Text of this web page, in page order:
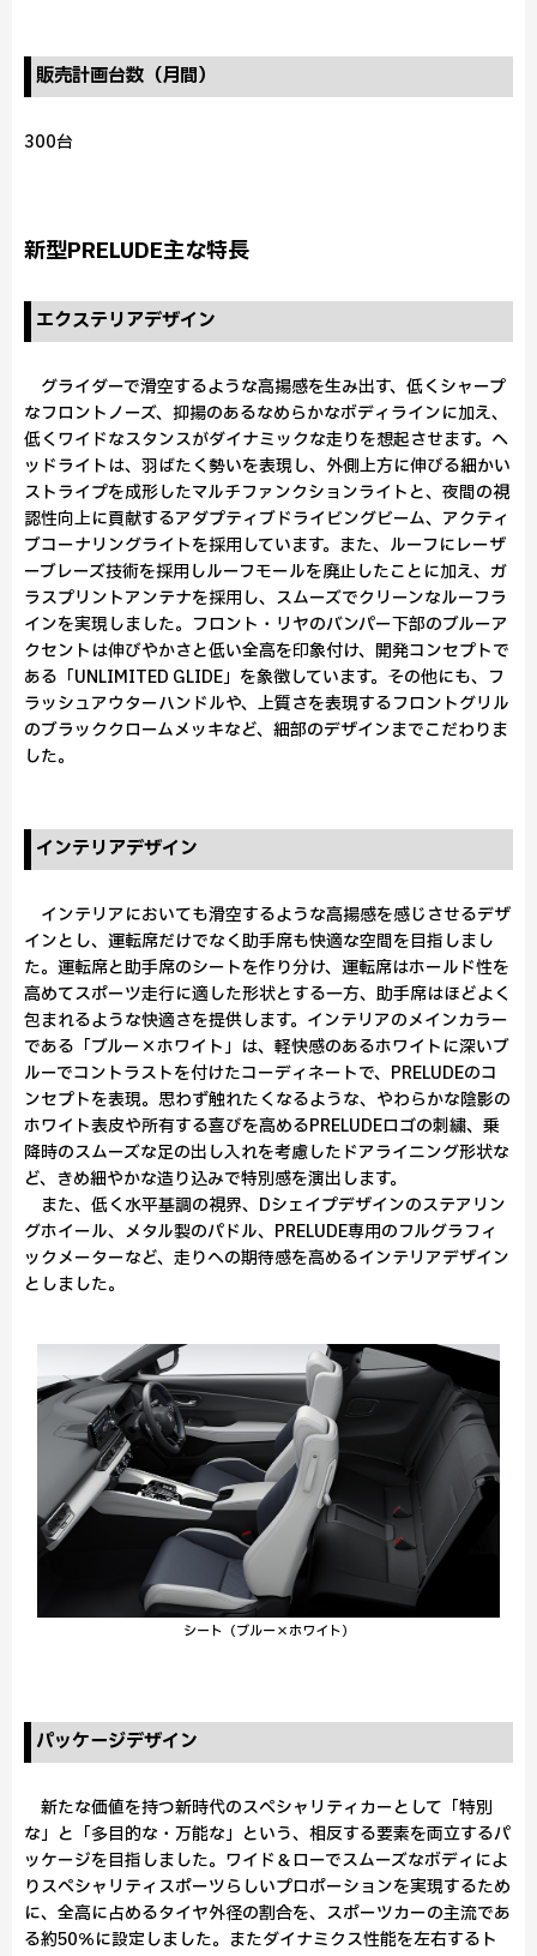
販売計画台数（月間）
300台
新型PRELUDE主な特長
エクステリアデザイン
グライダーで滑空するような高揚感を生み出す、低くシャープ
なフロントノーズ、抑揚のあるなめらかなボディラインに加え、
低くワイドなスタンスがダイナミックな走りを想起させます。ヘ
ッドライトは、羽ばたく勢いを表現し、外側上方に伸びる細かい
ストライプを成形したマルチファンクションライトと、夜間の視
認性向上に貢献するアダプティブドライビングビーム、アクティ
ブコーナリングライトを採用しています。また、ルーフにレーザ
ーブレーズ技術を採用しルーフモールを廃止したことに加え、ガ
ラスプリントアンテナを採用し、スムーズでクリーンなルーフラ
インを実現しました。フロント・リヤのバンパー下部のブルーア
クセントは伸びやかさと低い全高を印象付け、開発コンセプトで
ある「UNLIMITED GLIDE」を象徴しています。その他にも、フ
ラッシュアウターハンドルや、上質さを表現するフロントグリル
のブラッククロームメッキなど、細部のデザインまでこだわりま
した。
インテリアデザイン
インテリアにおいても滑空するような高揚感を感じさせるデザ
インとし、運転席だけでなく助手席も快適な空間を目指しまし
た。運転席と助手席のシートを作り分け、運転席はホールド性を
高めてスポーツ走行に適した形状とする一方、助手席はほどよく
包まれるような快適さを提供します。インテリアのメインカラー
である「ブルー×ホワイト」は、軽快感のあるホワイトに深いブ
ルーでコントラストを付けたコーディネートで、PRELUDEのコ
ンセプトを表現。思わず触れたくなるような、やわらかな陰影の
ホワイト表皮や所有する喜びを高めるPRELUDEロゴの刺繍、乗
降時のスムーズな足の出し入れを考慮したドアライニング形状な
ど、きめ細やかな造り込みで特別感を演出します。
また、低く水平基調の視界、Dシェイプデザインのステアリン
グホイール、メタル製のパドル、PRELUDE専用のフルグラフィ
ックメーターなど、走りへの期待感を高めるインテリアデザイン
としました。
シート（ブルー×ホワイト）
パッケージデザイン
新たな価値を持つ新時代のスペシャリティカーとして「特別
な」と「多目的な・万能な」という、相反する要素を両立するパ
ッケージを目指しました。ワイド＆ローでスムーズなボディによ
りスペシャリティスポーツらしいプロポーションを実現するため
に、全高に占めるタイヤ外径の割合を、スポーツカーの主流であ
る約50％に設定しました。またダイナミクス性能を左右するト